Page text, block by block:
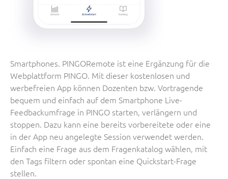
Smartphones. PINGORemote ist eine Ergänzung für die
Webplattform PINGO. Mit dieser kostenlosen und
werbefreien App können Dozenten bzw. Vortragende
bequem und einfach auf dem Smartphone Live-
Feedbackumfrage in PINGO starten, verlängern und
stoppen. Dazu kann eine bereits vorbereitete oder eine
in der App neu angelegte Session verwendet werden.
Einfach eine Frage aus dem Fragenkatalog wählen, mit
den Tags filtern oder spontan eine Quickstart-Frage
stellen.